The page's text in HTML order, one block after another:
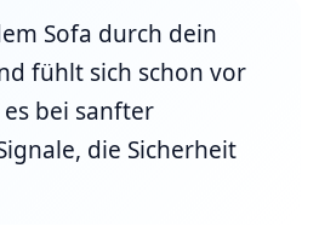
Sofa durch dein
fühlt sich schon vor
bei sanfter
die Sicherheit